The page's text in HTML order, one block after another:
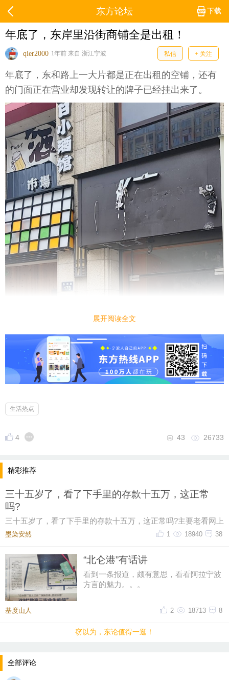
下载
东方论坛
年底了，东岸里沿街商铺全是出租！
qier2000 1年前 来自 浙江宁波 私信 + 关注
年底了，东和路上一大片都是正在出租的空铺，还有
的门面正在营业却发现转让的牌子已经挂出来了。
展开阅读全文
生活热点
4 26733
43
精彩推荐
三十五岁了，看了下手里的存款十五万，这正常
吗?
三十五岁了，看了下手里的存款十五万，这正常吗?主要老看网上
有人说这个年纪起码五十万起步，我身边有些朋
墨染安然ゝ 38
18940
1
“北仑港”有话讲
看到一条报道，颇有意思，看看阿拉宁波
方言的魅力。。。
基度山人 8
18713
2
窃以为，东论值得一逛！
全部评论